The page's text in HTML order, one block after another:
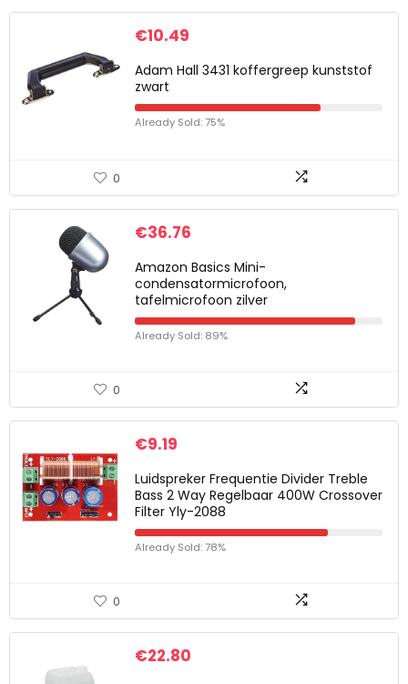
€10.49
Adam Hall 3431 koffergreep kunststof
zwart
Already Sold: 75%
0
€36.76
Amazon Basics Mini-
condensatormicrofoon,
tafelmicrofoon zilver
Already Sold: 89%
0
€9.19
Luidspreker Frequentie Divider Treble
Bass 2 Way Regelbaar 400W Crossover
Filter Yly-2088
Already Sold: 78%
0
€22.80